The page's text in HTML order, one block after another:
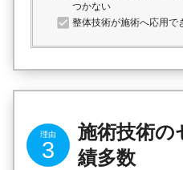
つかない
整体技術が施術へ応用で
施術技術の
績多数